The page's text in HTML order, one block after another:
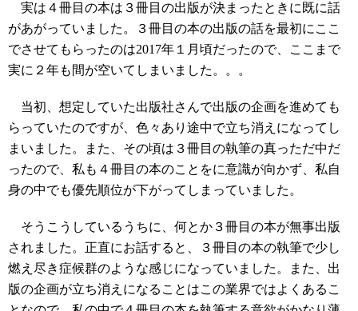
実は４冊目の本は３冊目の出版が決まったときに既に話
があがっていました。３冊目の本の出版の話を最初にここ
でさせてもらったのは2017年１月頃だったので、ここまで
実に２年も間が空いてしまいました。。。
当初、想定していた出版社さんで出版の企画を進めても
らっていたのですが、色々あり途中で立ち消えになってし
まいました。また、その頃は３冊目の執筆の真っただ中だ
ったので、私も４冊目の本のことをに意識が向かず、私自
身の中でも優先順位が下がってしまっていました。
そうこうしているうちに、何とか３冊目の本が無事出版
されました。正直にお話すると、３冊目の本の執筆で少し
燃え尽き症候群のような感じになっていました。また、出
版の企画が立ち消えになることはこの業界ではよくあるこ